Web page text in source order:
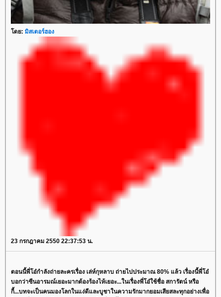
ดย: มิสเตอร์ฮอง
23 กรกฎาคม 2550 22:37:53 น.
ตอนนี้พี่โอ๋กำลังถ่ายละครเรื่อง เล่ห์กุหลาบ ถ่ายไปประมาณ 80% แล้ว เรื่องนี้พี่โอ๋
บอกว่าซีนอารมณ์เยอะมากต้องร้องไห้เยอะ...ในเรื่องพี่โอ๋ใช้ชื่อ สการัตน์ หรือ
กี้...บทจะเป็นคนมองโลกในแง่ดีและบูชาในความรักมากยอมเสียสละทุกอย่างเพื่อ